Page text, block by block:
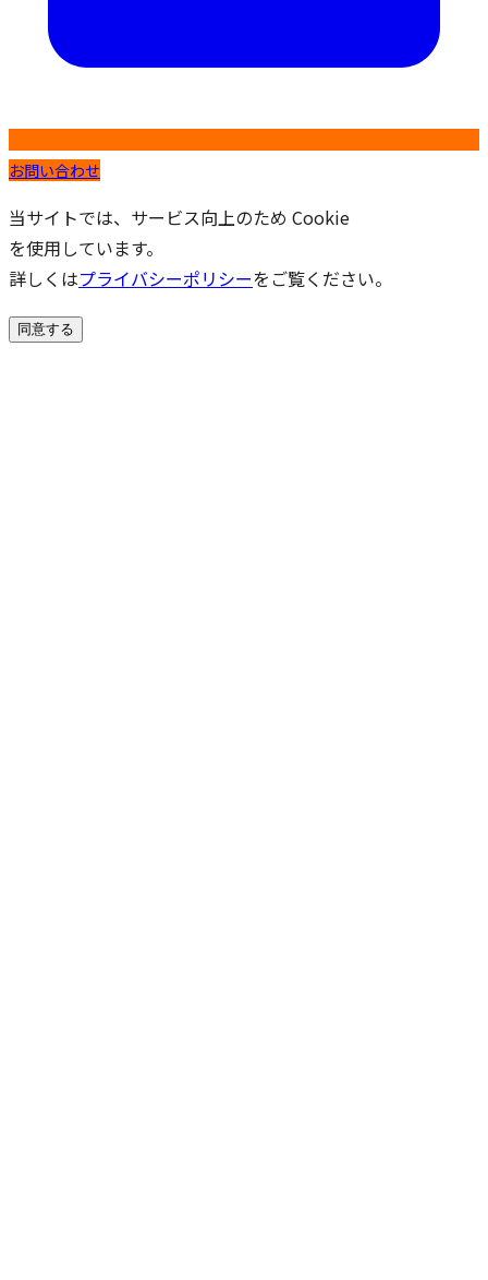
お問い合わせ
当サイトでは、サービス向上のため Cookie
を使用しています。
詳しくはプライバシーポリシーをご覧ください。
同意する